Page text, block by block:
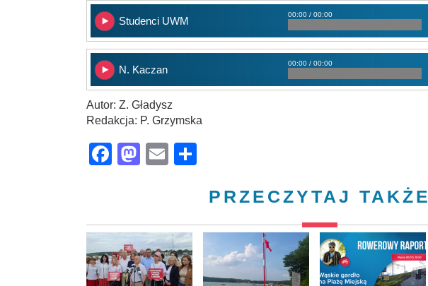
Studenci UWM
00:00 / 00:00
N. Kaczan
00:00 / 00:00
Autor: Z. Gładysz
Redakcja: P. Grzymska
Facebook
Mastodon
Email
PRZECZYTAJ TAKŻE